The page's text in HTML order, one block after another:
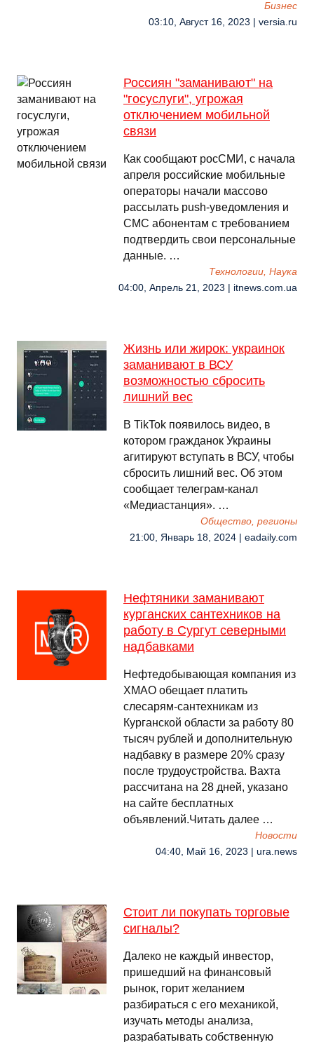
Бизнес
03:10, Август 16, 2023 | versia.ru
Россиян "заманивают" на
"госуслуги", угрожая
отключением мобильной
связи
Как сообщают росСМИ, с начала
апреля российские мобильные
операторы начали массово
рассылать push-уведомления и
СМС абонентам с требованием
подтвердить свои персональные
данные. …
Технологии, Наука
04:00, Апрель 21, 2023 | itnews.com.ua
Жизнь или жирок: украинок
заманивают в ВСУ
возможностью сбросить
лишний вес
В TikTok появилось видео, в
котором гражданок Украины
агитируют вступать в ВСУ, чтобы
сбросить лишний вес. Об этом
сообщает телеграм-канал
«Медиастанция». …
Общество, регионы
21:00, Январь 18, 2024 | eadaily.com
Нефтяники заманивают
курганских сантехников на
работу в Сургут северными
надбавками
Нефтедобывающая компания из
ХМАО обещает платить
слесарям-сантехникам из
Курганской области за работу 80
тысяч рублей и дополнительную
надбавку в размере 20% сразу
после трудоустройства. Вахта
рассчитана на 28 дней, указано
на сайте бесплатных
объявлений.Читать далее …
Новости
04:40, Май 16, 2023 | ura.news
Стоит ли покупать торговые
сигналы?
Далеко не каждый инвестор,
пришедший на финансовый
рынок, горит желанием
разбираться с его механикой,
изучать методы анализа,
разрабатывать собственную